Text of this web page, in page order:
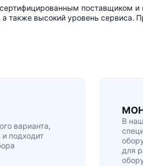
поставщиком и
также высокий уровень сервиса.
варианта,
подходит
В
для